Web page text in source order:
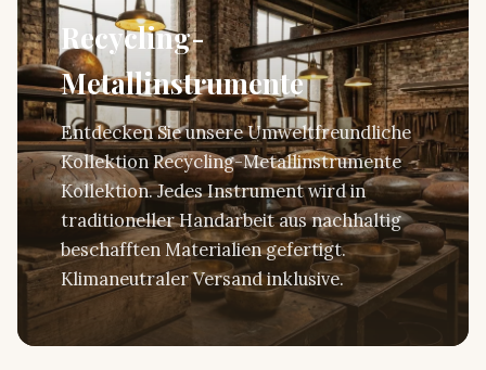
Recycling-
Metallinstrumente
Entdecken Sie unsere Umweltfreundliche
Kollektion Recycling-Metallinstrumente
Kollektion. Jedes Instrument wird in
traditioneller Handarbeit aus nachhaltig
beschafften Materialien gefertigt.
Klimaneutraler Versand inklusive.